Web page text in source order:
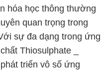
hóa học thông thường
quan trọng trong
sự đa dạng trong ứng
Thiosulphate _
triển vô số ứng